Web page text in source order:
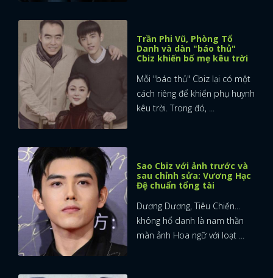
ĐĂNG NHẬP
Trần Phi Vũ, Phòng Tổ
Danh và dàn "báo thủ"
Cbiz khiến bố mẹ kêu trời
Mỗi "báo thủ" Cbiz lại có một
cách riêng để khiến phụ huynh
kêu trời. Trong đó, ...
Sao Cbiz với ảnh trước và
sau chỉnh sửa: Vương Hạc
Đệ chuẩn tổng tài
Dương Dương, Tiêu Chiến...
không hổ danh là nam thần
màn ảnh Hoa ngữ với loạt ...